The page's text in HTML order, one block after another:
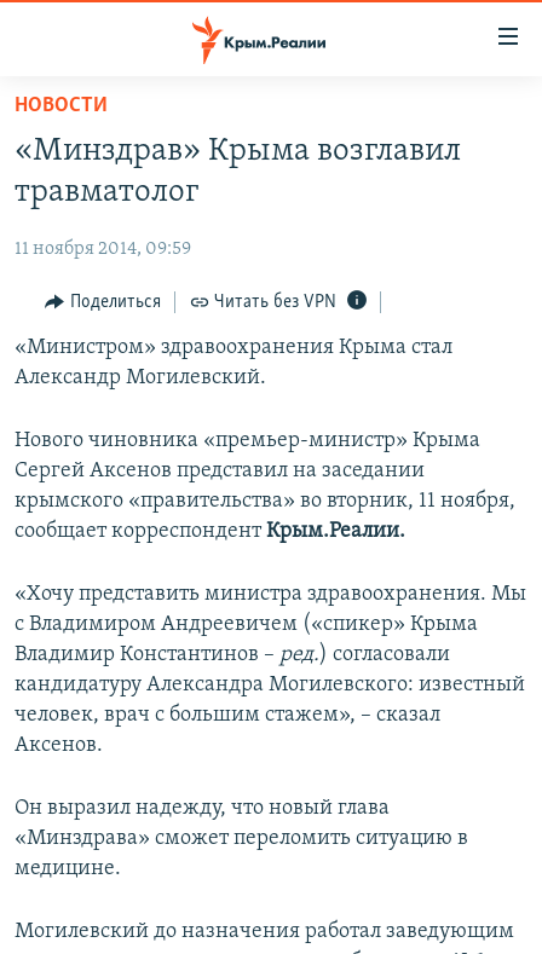
Вернуться
основному
содержанию
Вернутся
навигации
Вернутся
СПЕЦПРОЕКТЫ
КАРТА ВОЕННЫХ ОБЪЕКТОВ КРЫМА
11 ЛЕТ ОККУПАЦИИ КРЫМА. 11 ИСТОРИЙ СОПРОТИВЛЕНИЯ
ВОДА
ИСТОРИЯ
ЕЩЕ
ИНТЕРАКТИВ
ИНФОГРАФИКА
ТЕЛЕПРОЕКТ КРЫМ.РЕАЛИИ
СОВЕТЫ ПРАВОЗАЩИТНИКОВ
ПРОПАВШИЕ БЕЗ ВЕСТИ
КРЫМ.НЕПОКОРЕННЫЙ
ELIFBE
УКРАИНСКАЯ ПРОБЛЕМА КРЫМА
РАДІО СВОБОДА
КАК ОБОЙТИ БЛОКИРОВКУ
Українською
Qırımtatar
Все сайты RFE/RL
НОВОСТИ
«Минздрав» Крыма возглавил
травматолог
11 ноября 2014, 09:59
Поделиться Читать без VPN
«Министром» здравоохранения Крыма стал
Александр Могилевский.
Нового чиновника «премьер-министр» Крыма
Сергей Аксенов представил на заседании
крымского «правительства» во вторник, 11 ноября,
сообщает корреспондентКрым.Реалии.
«Хочу представить министра здравоохранения. Мы
с Владимиром Андреевичем («спикер» Крыма
Владимир Константинов – ред.) согласовали
кандидатуру Александра Могилевского: известный
человек, врач с большим стажем», – сказал
Аксенов.
Он выразил надежду, что новый глава
«Минздрава» сможет переломить ситуацию в
медицине.
Могилевский до назначения работал заведующим